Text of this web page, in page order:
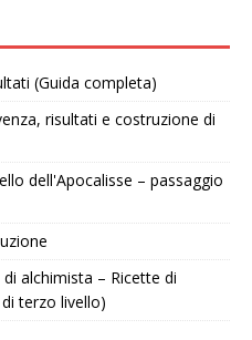
(Guida completa)
risultati e costruzione di
dell'Apocalisse – passaggio
alchimista – Ricette di
terzo livello)